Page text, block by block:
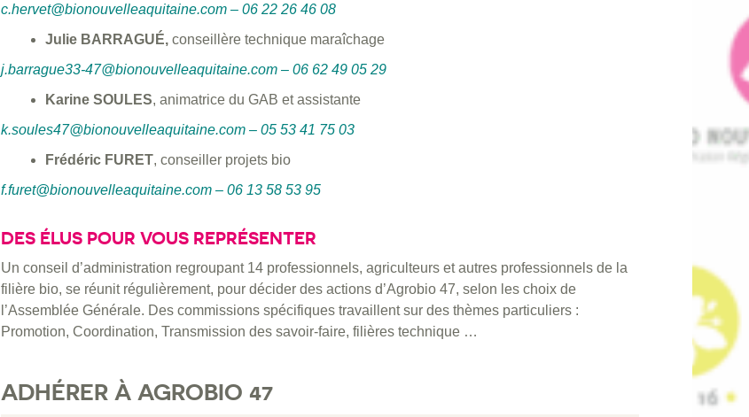
c.hervet@bionouvelleaquitaine.com – 06 22 26 46 08
Julie BARRAGUÉ, conseillère technique maraîchage
j.barrague33-47@bionouvelleaquitaine.com – 06 62 49 05 29
Karine SOULES, animatrice du GAB et assistante
k.soules47@bionouvelleaquitaine.com – 05 53 41 75 03
Frédéric FURET, conseiller projets bio
f.furet@bionouvelleaquitaine.com – 06 13 58 53 95
DES ÉLUS POUR VOUS REPRÉSENTER
Un conseil d’administration regroupant 14 professionnels, agriculteurs et autres professionnels de la
filière bio, se réunit régulièrement, pour décider des actions d’Agrobio 47, selon les choix de
l’Assemblée Générale. Des commissions spécifiques travaillent sur des thèmes particuliers :
Promotion, Coordination, Transmission des savoir-faire, filières technique …
ADHÉRER À AGROBIO 47